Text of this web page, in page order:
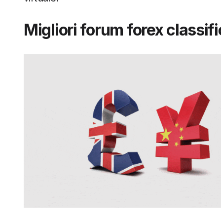
Migliori forum forex